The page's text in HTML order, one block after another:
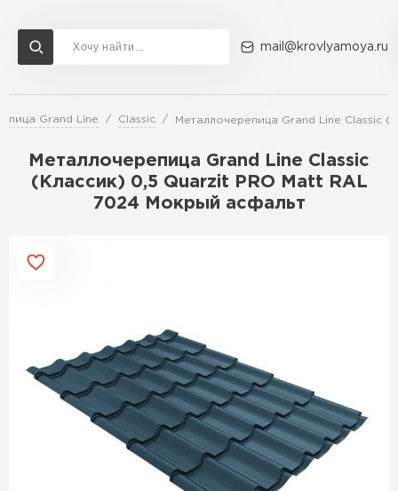
mail@krovlyamoya.ru
Grand Line Classic Металлочерепица Grand Line Classic
Металлочерепица Grand Line Classic
(Классик) 0,5 Quarzit PRO Matt RAL
7024 Мокрый асфальт
Сервисы расчета
Расчет штакетника для забора
Расчет водостока
Расчет софитов для кровли
Расчет кровли из профнастила
Доставка Контакты